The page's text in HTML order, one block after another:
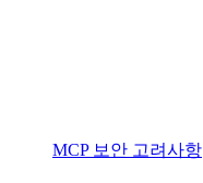
MCP 보안 고려사항